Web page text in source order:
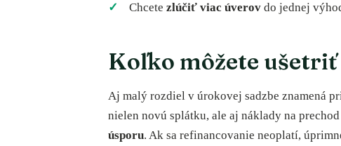
Chcete zlúčiť viac úverov do jednej
Koľko môžete ušetriť
Aj malý rozdiel v úrokovej sadzbe znamená
nielen novú splátku, ale aj náklady na
úsporu. Ak sa refinancovanie neoplatí,